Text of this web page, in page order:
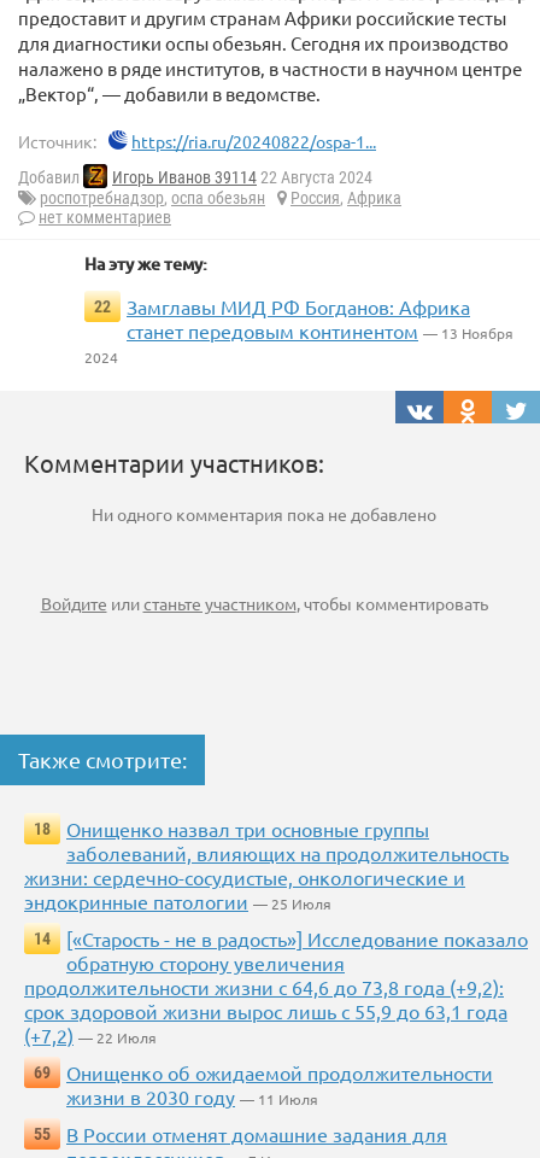
предоставит и другим странам Африки российские тесты
для диагностики оспы обезьян. Сегодня их производство
налажено в ряде институтов, в частности в научном центре
„Вектор“, — добавили в ведомстве.
Источник: https://ria.ru/20240822/ospa-1...
Добавил Игорь Иванов 3911422 Августа 2024
роспотребнадзор, оспа обезьян Россия, Африка
нет комментариев
На эту же тему:
22
Замглавы МИД РФ Богданов: Африка
станет передовым континентом — 13 Ноября
2024
Комментарии участников:
Ни одного комментария пока не добавлено
Войдите илистаньте участником, чтобы комментировать
Также смотрите:
18
Онищенко назвал три основные группы
заболеваний, влияющих на продолжительность
жизни: сердечно-сосудистые, онкологические и
эндокринные патологии — 25 Июля
14
[«Старость - не в радость»] Исследование показало
обратную сторону увеличения
продолжительности жизни с 64,6 до 73,8 года (+9,2):
срок здоровой жизни вырос лишь с 55,9 до 63,1 года
(+7,2) — 22 Июля
69
Онищенко об ожидаемой продолжительности
жизни в 2030 году — 11 Июля
55
В России отменят домашние задания для